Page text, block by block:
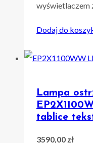
wyświetlaczem
Dodaj do
Lampa
tablice
3590,00 zł